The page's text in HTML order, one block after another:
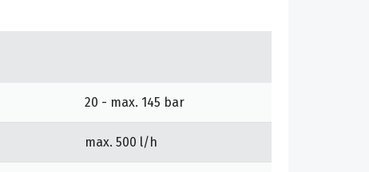
20 - max. 145 bar
max. 500 l/h